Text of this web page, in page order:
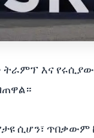
እና
ሲሆን፣ ጥበቃውም